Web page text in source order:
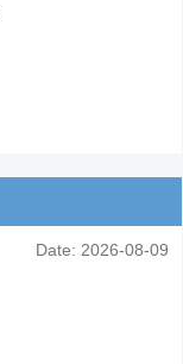
Date: 2026-08-09